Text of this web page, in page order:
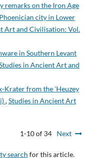
remarks on the Iron Age
city in Lower
Art and Civilisation: Vol.
in Southern Levant
in Ancient Art and
Krater from the ‘Heuzey
,Studies in Ancient Art
1-10 of 34 Next
search for this article.